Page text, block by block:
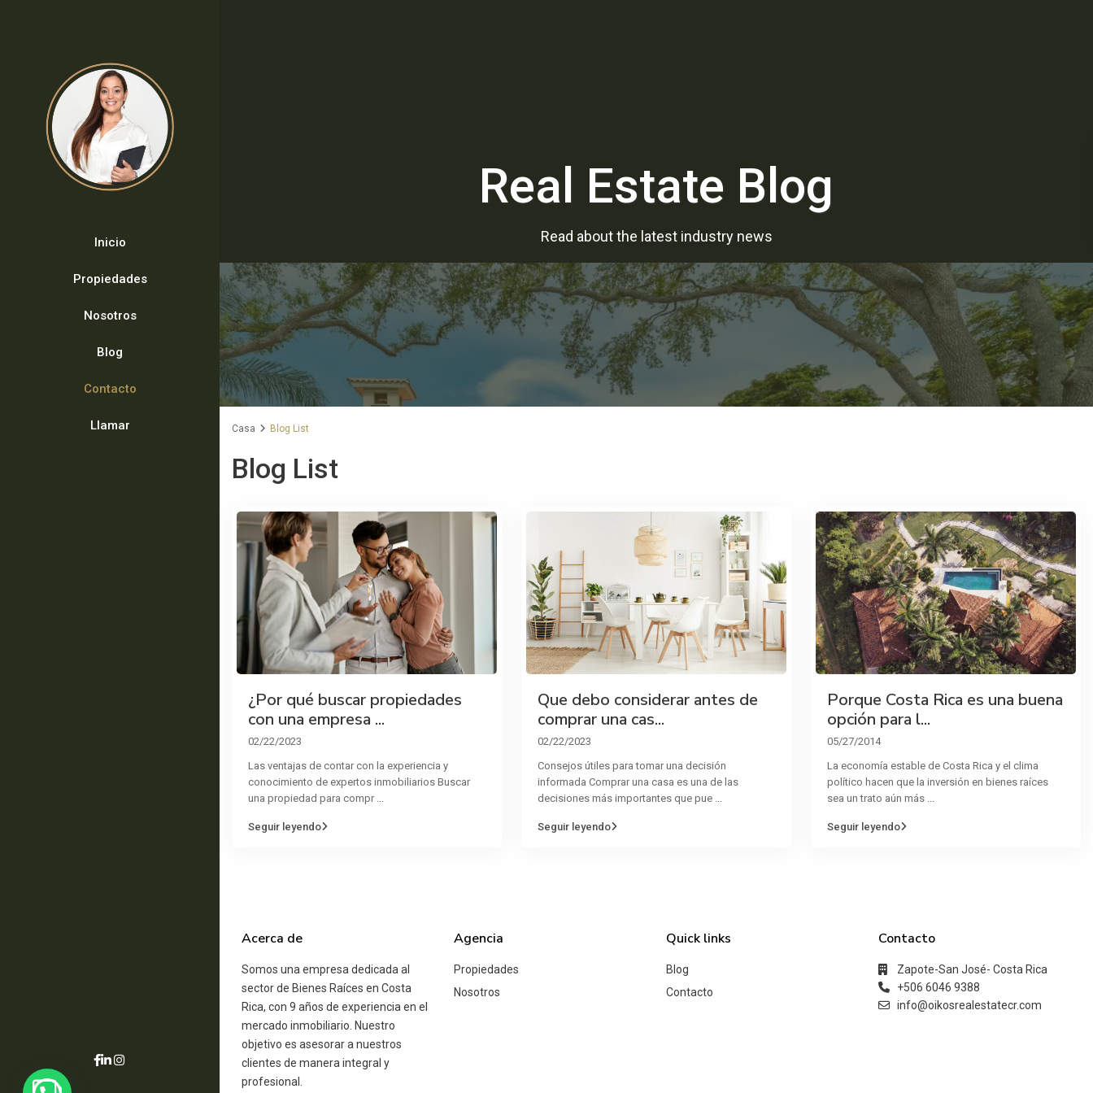
Inicio
Propiedades
Nosotros
Blog
Contacto
Llamar
Real Estate Blog
Read about the latest industry news
Casa Blog List
Blog List
¿Por qué buscar propiedades
con una empresa ...
02/22/2023
Las ventajas de contar con la experiencia y
conocimiento de expertos inmobiliarios Buscar
una propiedad para compr
Seguir leyendo
Que debo considerar antes de
comprar una cas...
02/22/2023
Consejos útiles para tomar una decisión
informada Comprar una casa es una de las
decisiones más importantes que pue
Seguir leyendo
Porque Costa Rica es una buena
opción para l...
05/27/2014
La economía estable de Costa Rica y el clima
político hacen que la inversión en bienes raíces
sea un trato aún más
Seguir leyendo
Acerca de
Somos una empresa dedicada al
sector de Bienes Raíces en Costa
Rica, con 9 años de experiencia en el
mercado inmobiliario. Nuestro
objetivo es asesorar a nuestros
clientes de manera integral y
profesional.
Agencia
Propiedades
Nosotros
Quick links
Blog
Contacto
Contacto
Zapote-San José- Costa Rica
+506 6046 9388
info@oikosrealestatecr.com